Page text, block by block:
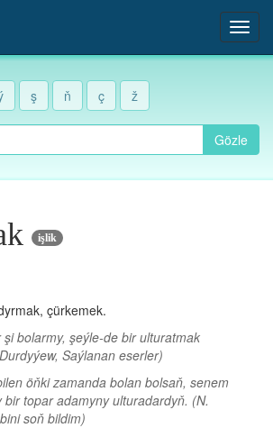
ş ň ç ž
Gözle
işlik
çürkemek.
bolarmy, şeýle-de bir ulturatmak
Saýlanan eserler)
öňki zamanda bolan bolsaň, senem
bir topar adamyny ulturadardyň. (N.
soň bildim)